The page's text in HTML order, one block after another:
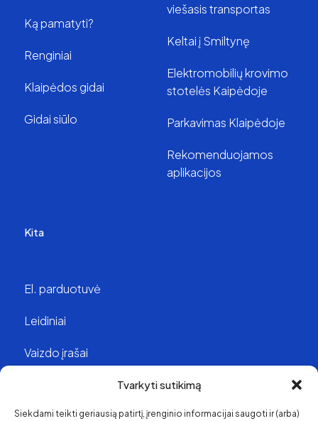
Tvarkyti sutikimą
Siekdami teikti geriausią patirtį, įrenginio informacijai saugoti ir (arba)
Ką pamatyti?
Renginiai
Klaipėdos gidai
Gidai siūlo
viešasis transportas
Keltai į Smiltynę
Elektromobilių krovimo
stotelės Kaipėdoje
Parkavimas Klaipėdoje
Rekomenduojamos
aplikacijos
Kita
El. parduotuvė
Leidiniai
Vaizdo įrašai
Struktūra ir kontaktai
Apie mus